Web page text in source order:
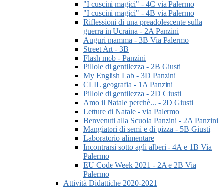
"I cuscini magici" - 4C via Palermo
"I cuscini magici" - 4B via Palermo
Riflessioni di una preadolescente sulla
guerra in Ucraina - 2A Panzini
Auguri mamma - 3B Via Palermo
Street Art - 3B
Flash mob - Panzini
Pillole di gentilezza - 2B Giusti
My English Lab - 3D Panzini
CLIL geografia - 1A Panzini
Pillole di gentilezza - 2D Giusti
Amo il Natale perchè... - 2D Giusti
Letture di Natale - via Palermo
Benvenuti alla Scuola Panzini - 2A Panzini
Mangiatori di semi e di pizza - 5B Giusti
Laboratorio alimentare
Incontrarsi sotto agli alberi - 4A e 1B Via
Palermo
EU Code Week 2021 - 2A e 2B Via
Palermo
Attività Didattiche 2020-2021